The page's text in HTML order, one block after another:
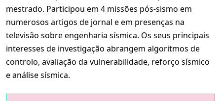
mestrado. Participou em 4 missões pós-sismo em
numerosos artigos de jornal e em presenças na
televisão sobre engenharia sísmica. Os seus principais
interesses de investigação abrangem algoritmos de
controlo, avaliação da vulnerabilidade, reforço sísmico
e análise sísmica.